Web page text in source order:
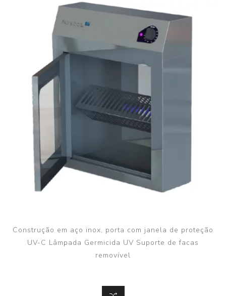
Construção em aço inox, porta com janela de proteção
UV-C Lâmpada Germicida UV Suporte de facas
removível